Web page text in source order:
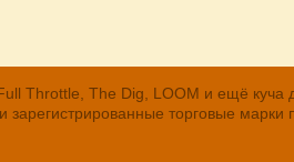
Throttle, The Dig, LOOM и ещё
и зарегистрированные торговые